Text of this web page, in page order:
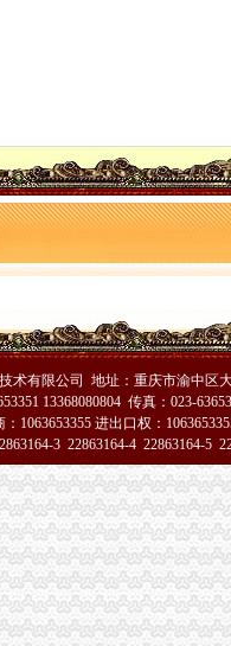
20个月。】-娄底娄
证,张R-
北美洲出游攻略游记
窝北美洲出游攻略游记
办？_美国_论坛_天涯社
认证WST专业办理,张R
标签备案/流程
让利活动-石家庄搜
办理
址：思明区莲前东路489
/年二十九出发,赠送
证、SRRC
照明栏
厂家,废水噪音污染检测
执照后有关税务处理的通
执照后有关税务处理的通
个人简历汇总|欧洲
管理办公主任个人简历汇
_梵净月_新浪博客
术有限公司 地址：重庆市渝中区
13368080804 传真：023-
1063653355 进出口权：
3 22863164-4 22863164-5